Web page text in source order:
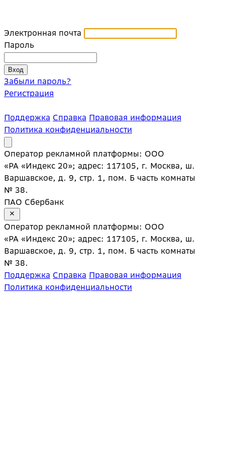
Электронная почта
Пароль
Забыли пароль?
Регистрация
Поддержка Справка Правовая информация
Политика конфиденциальности
Оператор рекламной платформы: ООО
«РА «Индекс 20»; адрес: 117105, г. Москва, ш.
Варшавское, д. 9, стр. 1, пом. Б часть комнаты
№ 38.
ПАО Сбербанк
Оператор рекламной платформы: ООО
«РА «Индекс 20»; адрес: 117105, г. Москва, ш.
Варшавское, д. 9, стр. 1, пом. Б часть комнаты
№ 38.
Поддержка Справка Правовая информация
Политика конфиденциальности